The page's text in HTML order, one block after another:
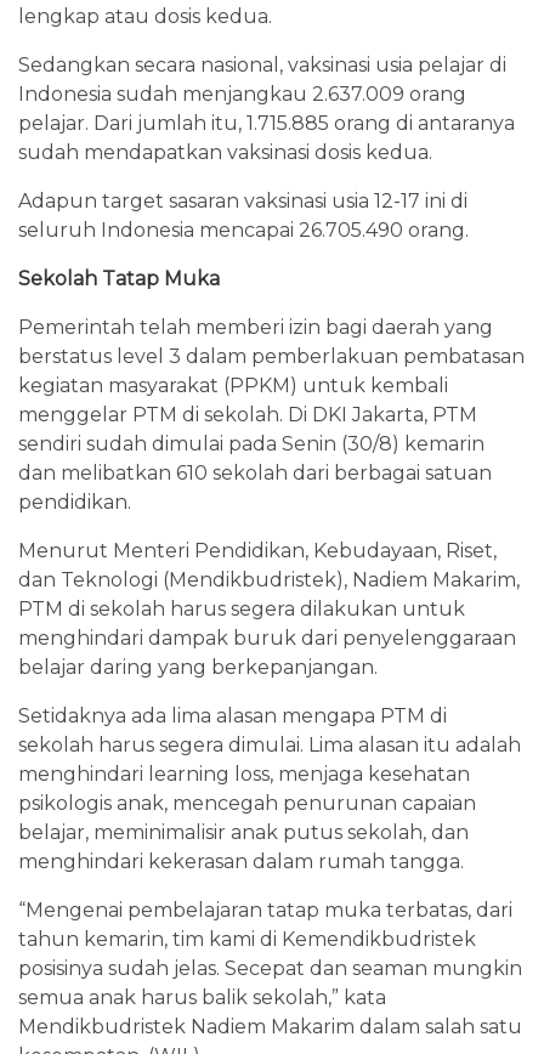
lengkap atau dosis kedua.
Sedangkan secara nasional, vaksinasi usia pelajar di
Indonesia sudah menjangkau 2.637.009 orang
pelajar. Dari jumlah itu, 1.715.885 orang di antaranya
sudah mendapatkan vaksinasi dosis kedua.
Adapun target sasaran vaksinasi usia 12-17 ini di
seluruh Indonesia mencapai 26.705.490 orang.
Sekolah Tatap Muka
Pemerintah telah memberi izin bagi daerah yang
berstatus level 3 dalam pemberlakuan pembatasan
kegiatan masyarakat (PPKM) untuk kembali
menggelar PTM di sekolah. Di DKI Jakarta, PTM
sendiri sudah dimulai pada Senin (30/8) kemarin
dan melibatkan 610 sekolah dari berbagai satuan
pendidikan.
Menurut Menteri Pendidikan, Kebudayaan, Riset,
dan Teknologi (Mendikbudristek), Nadiem Makarim,
PTM di sekolah harus segera dilakukan untuk
menghindari dampak buruk dari penyelenggaraan
belajar daring yang berkepanjangan.
Setidaknya ada lima alasan mengapa PTM di
sekolah harus segera dimulai. Lima alasan itu adalah
menghindari learning loss, menjaga kesehatan
psikologis anak, mencegah penurunan capaian
belajar, meminimalisir anak putus sekolah, dan
menghindari kekerasan dalam rumah tangga.
“Mengenai pembelajaran tatap muka terbatas, dari
tahun kemarin, tim kami di Kemendikbudristek
posisinya sudah jelas. Secepat dan seaman mungkin
semua anak harus balik sekolah,” kata
Mendikbudristek Nadiem Makarim dalam salah satu